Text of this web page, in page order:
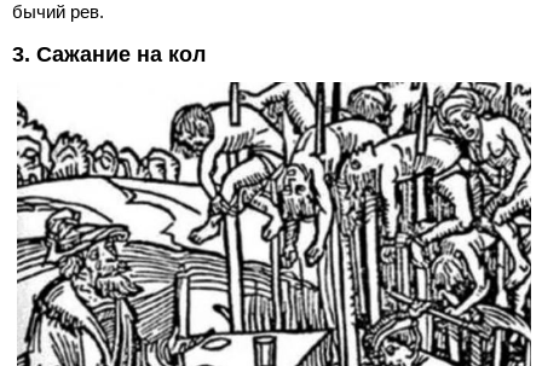
бычий рев.
3. Сажание на кол